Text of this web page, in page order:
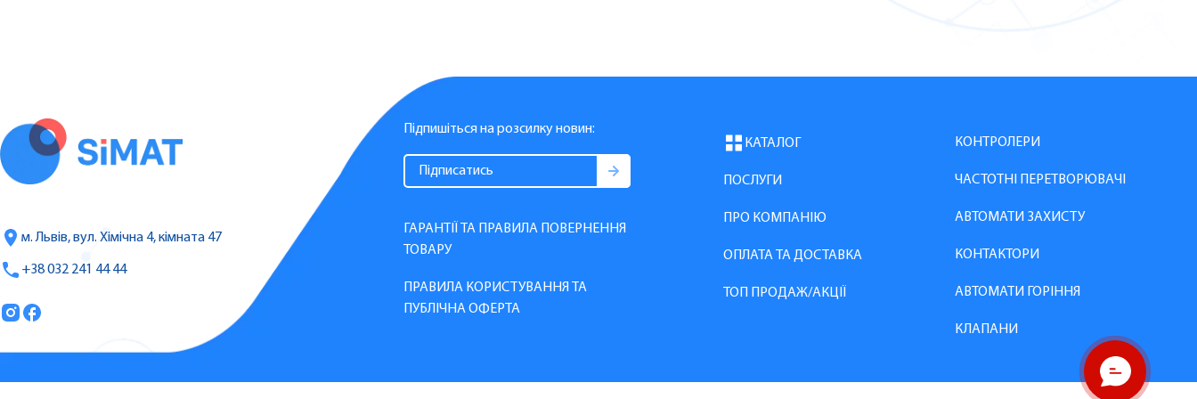
м. Львів, вул. Хімічна 4, кімната 47
+38 032 241 44 44
Підпишіться на розсилку новин:
ГАРАНТІЇ ТА ПРАВИЛА ПОВЕРНЕННЯ
ТОВАРУ
ПРАВИЛА КОРИСТУВАННЯ ТА
ПУБЛІЧНА ОФЕРТА
КАТАЛОГ
ПОСЛУГИ
ПРО КОМПАНІЮ
ОПЛАТА ТА ДОСТАВКА
ТОП ПРОДАЖ/АКЦІЇ
КОНТРОЛЕРИ
ЧАСТОТНІ ПЕРЕТВОРЮВАЧІ
АВТОМАТИ ЗАХИСТУ
КОНТАКТОРИ
АВТОМАТИ ГОРІННЯ
КЛАПАНИ